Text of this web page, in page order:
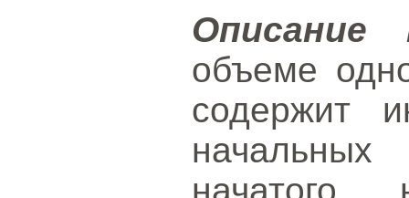
Описание
объеме
содержит